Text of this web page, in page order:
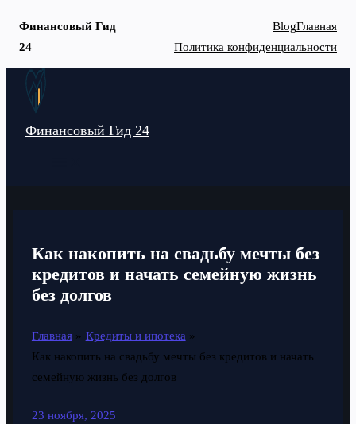
Финансовый Гид
24
BlogГлавная
Политика конфиденциальности
Перейти
Финансовый Гид 24
Как накопить на свадьбу мечты без
кредитов и начать семейную жизнь
без долгов
Главная
Кредиты и ипотека
Как накопить на свадьбу мечты без кредитов и начать
семейную жизнь без долгов
23 ноября, 2025